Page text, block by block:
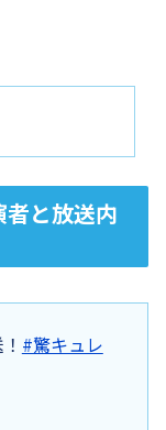
と放送内
#驚キュレ